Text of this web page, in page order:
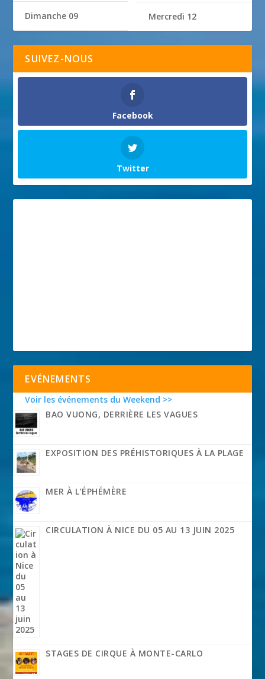
Dimanche 09 Mercredi 12
SUIVEZ-NOUS
Facebook
Twitter
EVÉNEMENTS
Voir les événements du Weekend >>
BAO VUONG, DERRIÈRE LES VAGUES
EXPOSITION DES PRÉHISTORIQUES À LA PLAGE
MER À L’ÉPHÉMÈRE
CIRCULATION À NICE DU 05 AU 13 JUIN 2025
STAGES DE CIRQUE À MONTE-CARLO